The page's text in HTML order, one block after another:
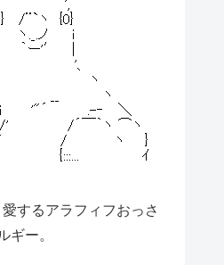
するアラフィフおっさ
ギー。